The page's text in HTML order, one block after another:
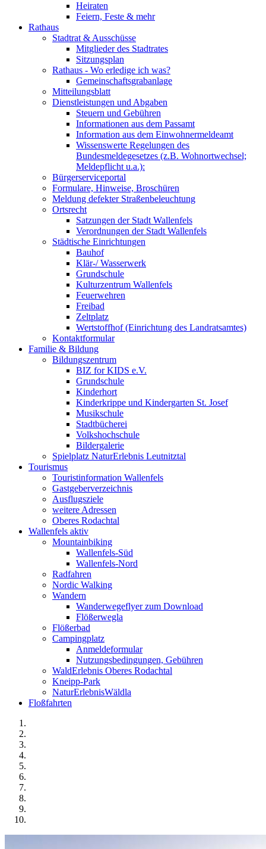
Heiraten
Feiern, Feste & mehr
Rathaus
Stadtrat & Ausschüsse
Mitglieder des Stadtrates
Sitzungsplan
Rathaus - Wo erledige ich was?
Gemeinschaftsgrabanlage
Mitteilungsblatt
Dienstleistungen und Abgaben
Steuern und Gebühren
Informationen aus dem Passamt
Information aus dem Einwohnermeldeamt
Wissenswerte Regelungen des
Bundesmeldegesetzes (z.B. Wohnortwechsel;
Meldepflicht u.a.):
Bürgerserviceportal
Formulare, Hinweise, Broschüren
Meldung defekter Straßenbeleuchtung
Ortsrecht
Satzungen der Stadt Wallenfels
Verordnungen der Stadt Wallenfels
Städtische Einrichtungen
Bauhof
Klär-/ Wasserwerk
Grundschule
Kulturzentrum Wallenfels
Feuerwehren
Freibad
Zeltplatz
Wertstoffhof (Einrichtung des Landratsamtes)
Kontaktformular
Familie & Bildung
Bildungszentrum
BIZ for KIDS e.V.
Grundschule
Kinderhort
Kinderkrippe und Kindergarten St. Josef
Musikschule
Stadtbücherei
Volkshochschule
Bildergalerie
Spielplatz NaturErlebnis Leutnitztal
Tourismus
Touristinformation Wallenfels
Gastgeberverzeichnis
Ausflugsziele
weitere Adressen
Oberes Rodachtal
Wallenfels aktiv
Mountainbiking
Wallenfels-Süd
Wallenfels-Nord
Radfahren
Nordic Walking
Wandern
Wanderwegeflyer zum Download
Flößerwegla
Flößerbad
Campingplatz
Anmeldeformular
Nutzungsbedingungen, Gebühren
WaldErlebnis Oberes Rodachtal
Kneipp-Park
NaturErlebnisWäldla
Floßfahrten